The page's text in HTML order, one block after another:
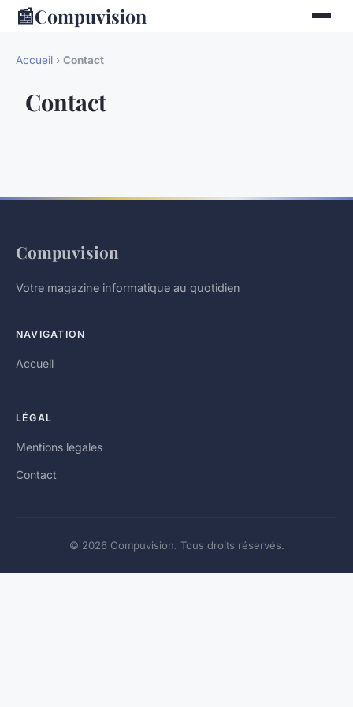
📰Compuvision
Accueil › Contact
Contact
Compuvision
Votre magazine informatique au quotidien
NAVIGATION
Accueil
LÉGAL
Mentions légales
Contact
© 2026 Compuvision. Tous droits réservés.